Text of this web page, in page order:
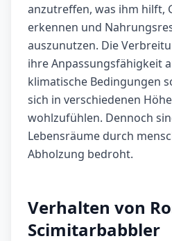
anzutreffen, was ihm hilft,
erkennen und
auszunutzen. Die
ihre Anpassungsfähigkeit
klimatische Bedingungen
sich in verschiedenen
wohlzufühlen. Dennoch
Lebensräume durch
Abholzung bedroht.
Verhalten von
Scimitarbabbler